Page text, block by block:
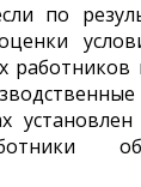
по